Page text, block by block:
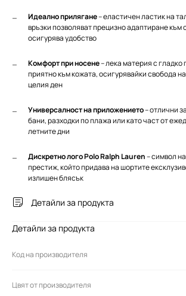
Идеално прилягане– еластичен ластик на
връзки позволяват прецизно адаптиране към
осигурява удобство
Комфорт при носене– лека материя с гладко
приятно към кожата, осигурявайки свобода
целия ден
Универсалност на приложението– отлични
бани, разходки по плажа или като част от
летните дни
Дискретно лого Polo Ralph Lauren– символ
престиж, който придава на шортите
излишен блясък
Детайли за продукта
Детайли за продукта
Код на производителя
Цвят от производителя